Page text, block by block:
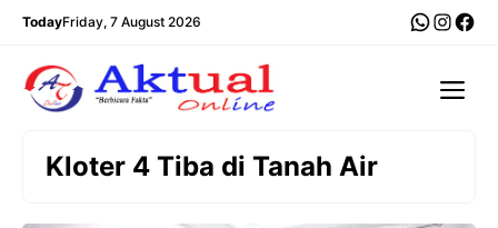
Langsung
TodayFriday, 7 August 2026
Kloter 4 Tiba di Tanah Air